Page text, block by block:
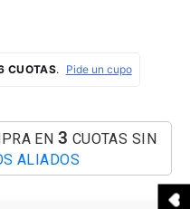
EN 3 CUOTAS SIN
ALIADOS